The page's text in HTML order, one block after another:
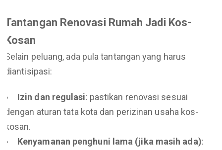
Tantangan Renovasi Rumah Jadi Kos-
Kosan
Selain peluang, ada pula tantangan yang harus
diantisipasi:
Izin dan regulasi: pastikan renovasi sesuai
dengan aturan tata kota dan perizinan usaha kos-
kosan.
Kenyamanan penghuni lama (jika masih ada):